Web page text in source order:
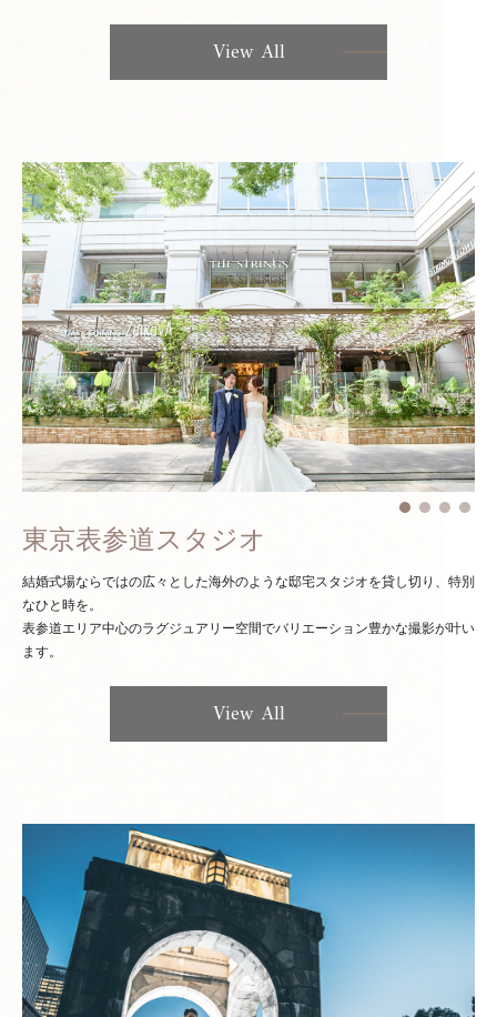
View All
東京表参道スタジオ
結婚式場ならではの広々とした海外のような邸宅スタジオを貸し切り、特別
なひと時を。
表参道エリア中心のラグジュアリー空間でバリエーション豊かな撮影が叶い
ます。
View All